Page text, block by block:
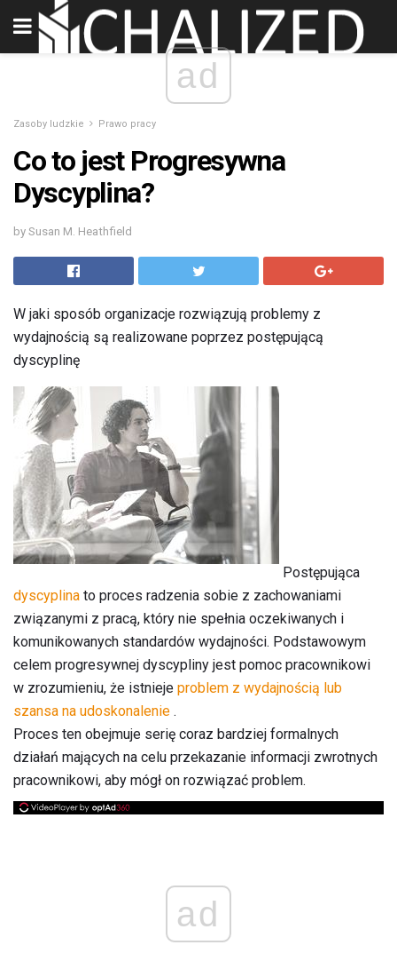
ad
Zasoby ludzkie Prawo pracy
Co to jest Progresywna
Dyscyplina?
by Susan M. Heathfield
W jaki sposób organizacje rozwiązują problemy z
wydajnością są realizowane poprzez postępującą
dyscyplinę
Postępująca
dyscyplina to proces radzenia sobie z zachowaniami
związanymi z pracą, który nie spełnia oczekiwanych i
komunikowanych standardów wydajności. Podstawowym
celem progresywnej dyscypliny jest pomoc pracownikowi
w zrozumieniu, że istnieje problem z wydajnością lub
szansa na udoskonalenie .
Proces ten obejmuje serię coraz bardziej formalnych
działań mających na celu przekazanie informacji zwrotnych
pracownikowi, aby mógł on rozwiązać problem.
ad